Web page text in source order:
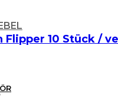
10 Stück /